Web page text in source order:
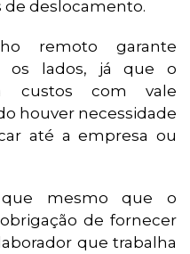
deslocamento.
remoto garante
os lados, já que o
custos com vale
houver necessidade
até a empresa ou
que mesmo que o
de fornecer
que trabalha